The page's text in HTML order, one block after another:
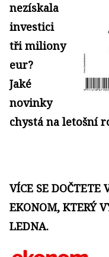
nezískala
investici
tři miliony
eur?
Jaké
novinky
chystá na letošní
VÍCE SE
EKONOM, KTERÝ
LEDNA.